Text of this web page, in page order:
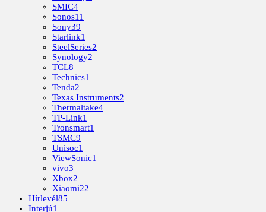
SMIC4
Sonos11
Sony39
Starlink1
SteelSeries2
Synology2
TCL8
Technics1
Tenda2
Texas Instruments2
Thermaltake4
TP-Link1
Tronsmart1
TSMC9
Unisoc1
ViewSonic1
vivo3
Xbox2
Xiaomi22
Hírlevél85
Interjú1